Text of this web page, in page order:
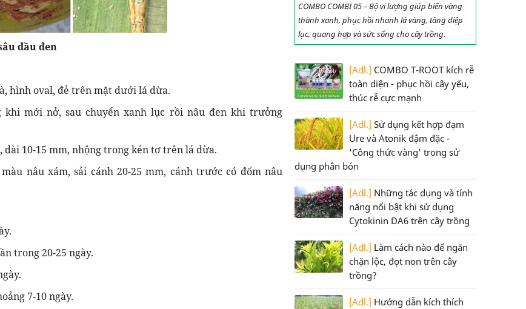
đầu đen
hình oval, đẻ trên mặt dưới lá dừa.
khi mới nở, sau chuyển xanh lục rồi nâu đen khi trưởng
dài 10-15 mm, nhộng trong kén tơ trên lá dừa.
nâu xám, sải cánh 20-25 mm, cánh trước có đốm nâu
trong 20-25 ngày.
7-10 ngày.
COMBO COMBI 05 – Bộ vi lượng giúp biến vàng
thành xanh, phục hồi nhanh lá vàng, tăng diệp
lục, quang hợp và sức sống cho cây trồng.
[Adl.] COMBO T-ROOT kích rễ
toàn diện - phục hồi cây yếu,
thúc rễ cực mạnh
[Adl.] Sử dụng kết hợp đạm
Ure và Atonik đậm đặc -
'Công thức vàng' trong sử
dụng phân bón
[Adl.] Những tác dụng và tính
năng nổi bật khi sử dụng
Cytokinin DA6 trên cây trồng
[Adl.] Làm cách nào để ngăn
chặn lộc, đọt non trên cây
trồng?
[Adl.] Hướng dẫn kích thích